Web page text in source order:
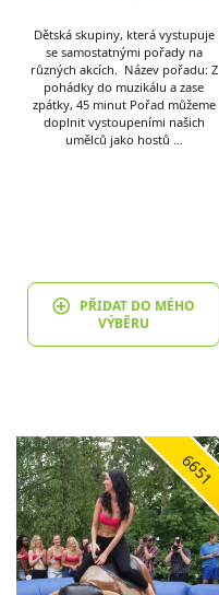
Dětská skupiny, která vystupuje
se samostatnými pořady na
různých akcích. Název pořadu: Z
pohádky do muzikálu a zase
zpátky, 45 minut Pořad můžeme
doplnit vystoupeními našich
umělců jako hostů …
PŘIDAT DO MÉHO
VÝBĚRU
6651